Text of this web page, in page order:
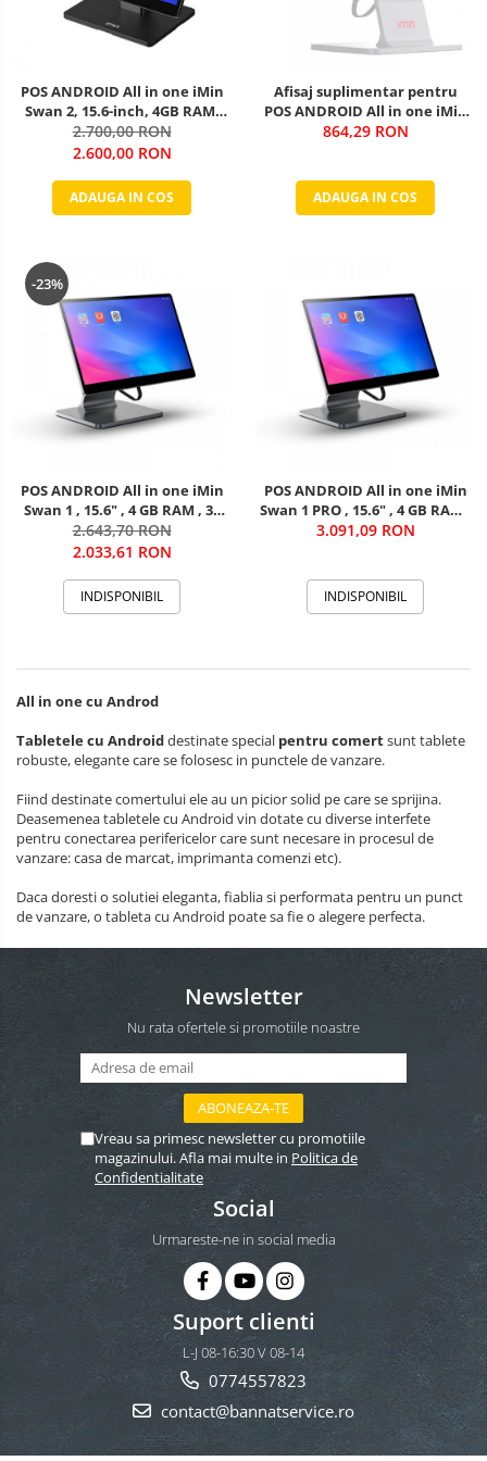
POS ANDROID All in one iMin
Swan 2, 15.6-inch, 4GB RAM,
64GB ROM, Android 13
2.700,00 RON
2.600,00 RON
ADAUGA IN COS
Afisaj suplimentar pentru
POS ANDROID All in one iMin
Swan 1
864,29 RON
ADAUGA IN COS
-23%
POS ANDROID All in one iMin
Swan 1 , 15.6" , 4 GB RAM , 32
GB ROM, WIFI, Bluetooth
2.643,70 RON
2.033,61 RON
INDISPONIBIL
POS ANDROID All in one iMin
Swan 1 PRO , 15.6" , 4 GB RAM ,
64 GB ROM, WIFI, Bluetooth
3.091,09 RON
INDISPONIBIL
All in one cu Androd
Tabletele cu Androiddestinate special pentru comertsunt tablete
robuste, elegante care se folosesc in punctele de vanzare.
Fiind destinate comertului ele au un picior solid pe care se sprijina.
Deasemenea tabletele cu Android vin dotate cu diverse interfete
pentru conectarea perifericelor care sunt necesare in procesul de
vanzare: casa de marcat, imprimanta comenzi etc).
Daca doresti o solutiei eleganta, fiablia si performata pentru un punct
de vanzare, o tableta cu Android poate sa fie o alegere perfecta.
Newsletter
Nu rata ofertele si promotiile noastre
Vreau sa primesc newsletter cu promotiile
magazinului. Afla mai multe in Politica de
Confidentialitate
Social
Urmareste-ne in social media
Suport clienti
L-J 08-16:30 V 08-14
0774557823
contact@bannatservice.ro